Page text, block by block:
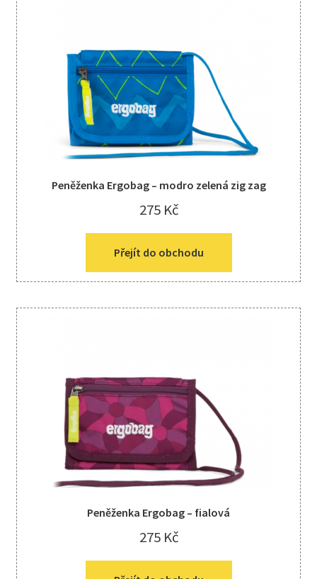
Peněženka Ergobag – modro zelená zig zag
275 Kč
Přejít do obchodu
Peněženka Ergobag – fialová
275 Kč